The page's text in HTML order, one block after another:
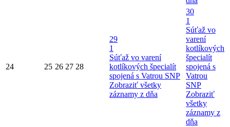
24 25 26 27 28
29
1
Súťaž vo varení
kotlíkových špecialít
spojená s Vatrou SNP
Zobraziť všetky
záznamy z dňa
30
1
Súťaž vo
varení
kotlíkových
špecialít
spojená s
Vatrou
SNP
Zobraziť
všetky
záznamy z
dňa